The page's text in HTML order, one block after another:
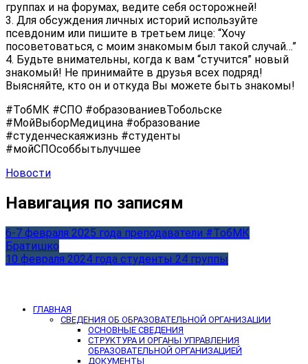
группах и на форумах, ведите себя осторожней!
3. Для обсуждения личных историй используйте
псевдоним или пишите в третьем лице: “Хочу
посоветоваться, с моим знакомым был такой случай…”
4. Будьте внимательны, когда к вам “стучится” новый
знакомый! Не принимайте в друзья всех подряд!
Выясняйте, кто он и откуда Вы можете быть знакомы!
#ТобМК #СПО #образованиевТобольске
#МойВыборМедицина #образование
#студенческаяжизнь #студенты
#мойСПОсоббытьлучшее
Новости
Навигация по записям
6-7 февраля 2025 года преподаватели #ТобМК
Братишко
10 февраля 2024 года студенты 24 группы
ГЛАВНАЯ
СВЕДЕНИЯ ОБ ОБРАЗОВАТЕЛЬНОЙ ОРГАНИЗАЦИИ
ОСНОВНЫЕ СВЕДЕНИЯ
СТРУКТУРА И ОРГАНЫ УПРАВЛЕНИЯ
ОБРАЗОВАТЕЛЬНОЙ ОРГАНИЗАЦИЕЙ
ДОКУМЕНТЫ